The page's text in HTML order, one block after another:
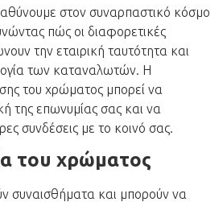
στον συναρπαστικό κόσμο
πώς οι διαφορετικές
την εταιρική ταυτότητα και
των καταναλωτών. Η
του χρώματος μπορεί να
της επωνυμίας σας και να
συνδέσεις με το κοινό σας.
του χρώματος
συναισθήματα και μπορούν να